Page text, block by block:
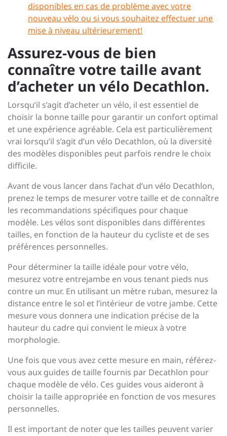
disponibles en cas de problème avec votre
nouveau vélo ou si vous souhaitez effectuer une
mise à niveau ultérieurement!
Assurez-vous de bien
connaître votre taille avant
d’acheter un vélo Decathlon.
Lorsqu’il s’agit d’acheter un vélo, il est essentiel de
choisir la bonne taille pour garantir un confort optimal
et une expérience agréable. Cela est particulièrement
vrai lorsqu’il s’agit d’un vélo Decathlon, où la diversité
des modèles disponibles peut parfois rendre le choix
difficile.
Avant de vous lancer dans l’achat d’un vélo Decathlon,
prenez le temps de mesurer votre taille et de connaître
les recommandations spécifiques pour chaque
modèle. Les vélos sont disponibles dans différentes
tailles, en fonction de la hauteur du cycliste et de ses
préférences personnelles.
Pour déterminer la taille idéale pour votre vélo,
mesurez votre entrejambe en vous tenant pieds nus
contre un mur. En utilisant un mètre ruban, mesurez la
distance entre le sol et l’intérieur de votre jambe. Cette
mesure vous donnera une indication précise de la
hauteur du cadre qui convient le mieux à votre
morphologie.
Une fois que vous avez cette mesure en main, référez-
vous aux guides de taille fournis par Decathlon pour
chaque modèle de vélo. Ces guides vous aideront à
choisir la taille appropriée en fonction de vos mesures
personnelles.
Il est important de noter que les tailles peuvent varier